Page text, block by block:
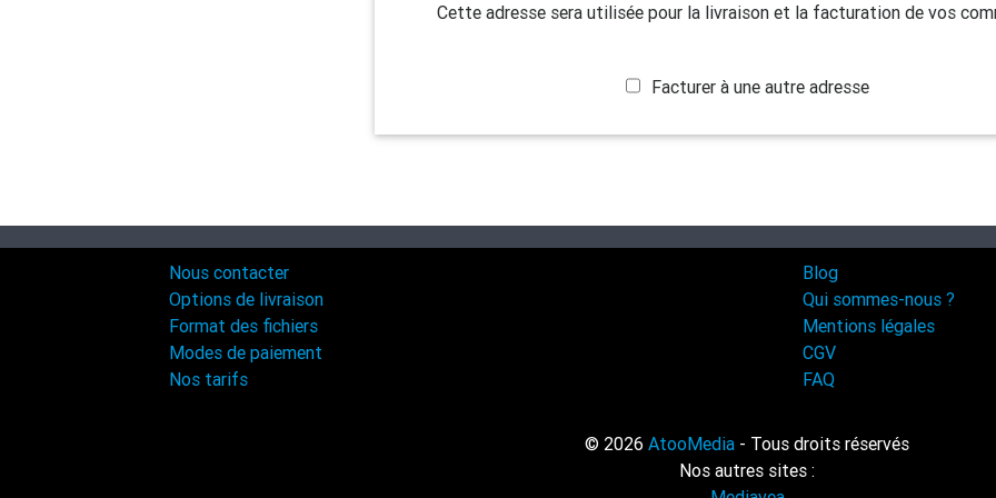
Cette adresse sera utilisée pour la livraison et la facturation de vos
Facturer à une autre adresse
Nous contacter
Options de livraison
Format des fichiers
Modes de paiement
Nos tarifs
Blog
Qui sommes-nous ?
Mentions légales
CGV
FAQ
© 2026 AtooMedia - Tous droits réservés
Nos autres sites :